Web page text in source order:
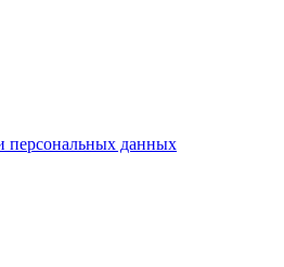
персональных данных